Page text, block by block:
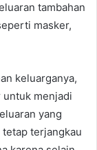
tambahan
masker,
keluarganya,
untuk menjadi
yang
terjangkau